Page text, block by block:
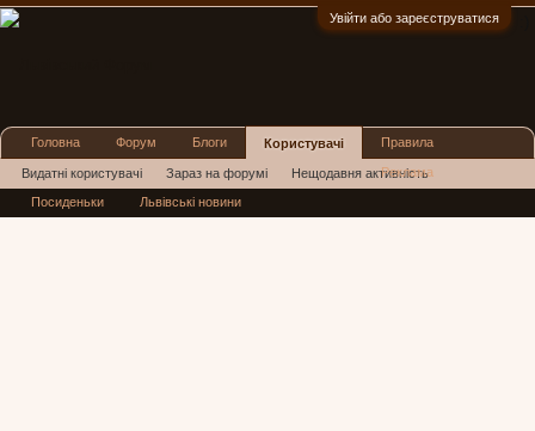
Увійти або зареєструватися
Головна Форум Блоги Користувачі
Видатні користувачі Зараз на форумі Нещодавня активність
Нові повідомлення профілю
Правила
Реклама
Посиденьки Львівські новини